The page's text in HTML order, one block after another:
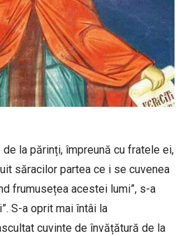
la părinți, împreună cu fratele ei,
săracilor partea ce i se cuvenea
frumusețea acestei lumi”, s-a
S-a oprit mai întâi la
cuvinte de învățătură de la